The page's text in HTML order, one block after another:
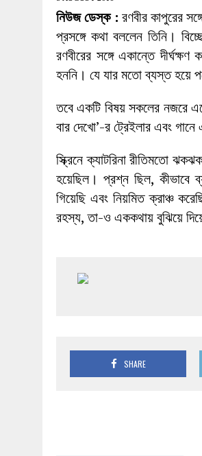
27 MAY 2026 | লোহাগড়ায়
1 AUGUST 2026 | লোহাগড়ায়
নিউজ ডেস্ক : রণবীর কাপুরের
প্রসঙ্গে কথা বললেন তিনি।
রণবীরের সঙ্গে একান্তে
হননি। যে যার মতো ব্যস্ত হয়ে
তবে একটি বিষয় সকলের নজরে
বার দেখো’-র ট্রেইলার এবং
স্ক্রিনে ক্যাটরিনা রীতিমতো
হয়েছিল। প্রশ্ন ছিল, কীভাবে
গিয়েছি এবং নিয়মিত ক্রাঞ্চ
রহস্য, তা-ও এককথায় বুঝিয়ে
SHARE